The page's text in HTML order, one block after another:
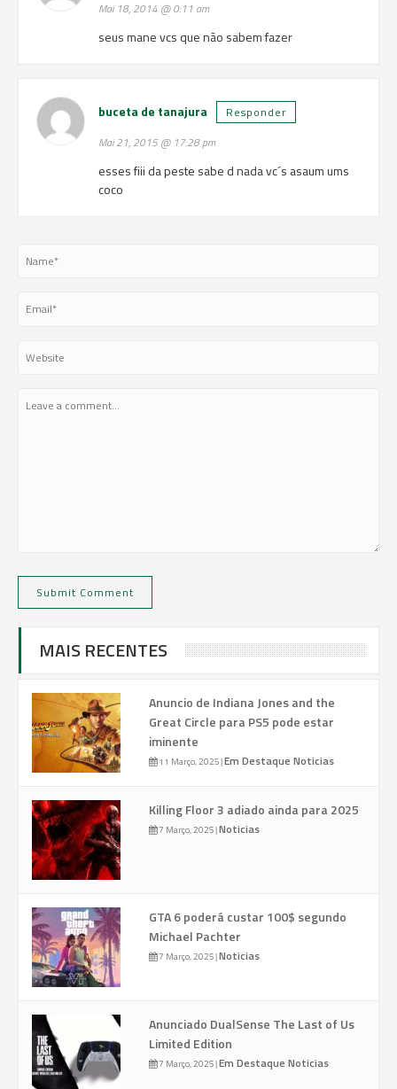
Mai 18, 2014 @ 0:11 am
seus mane vcs que não sabem fazer
buceta de tanajura Responder
Mai 21, 2015 @ 17:28 pm
esses fiii da peste sabe d nada vc´s asaum ums
coco
MAIS RECENTES
Anuncio de Indiana Jones and the
Great Circle para PS5 pode estar
iminente
11 Março, 2025|Em Destaque Noticias
Killing Floor 3 adiado ainda para 2025
7 Março, 2025|Noticias
GTA 6 poderá custar 100$ segundo
Michael Pachter
7 Março, 2025|Noticias
Anunciado DualSense The Last of Us
Limited Edition
7 Março, 2025|Em Destaque Noticias